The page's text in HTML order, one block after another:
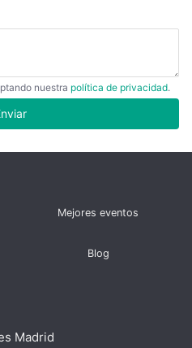
nuestra política de privacidad.
Madrid
Mejores eventos
Blog